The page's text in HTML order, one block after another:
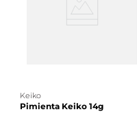
keiko
Pimienta Keiko 14g